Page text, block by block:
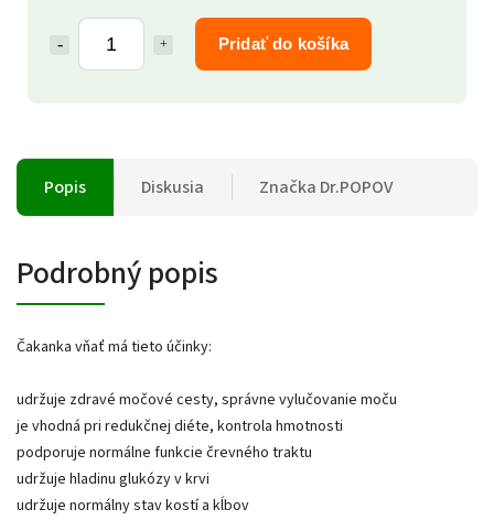
Pridať do košíka
Popis Diskusia Značka Dr.POPOV
Podrobný popis
Čakanka vňať má tieto účinky:
udržuje zdravé močové cesty, správne vylučovanie moču
je vhodná pri redukčnej diéte, kontrola hmotnosti
podporuje normálne funkcie črevného traktu
udržuje hladinu glukózy v krvi
udržuje normálny stav kostí a kĺbov